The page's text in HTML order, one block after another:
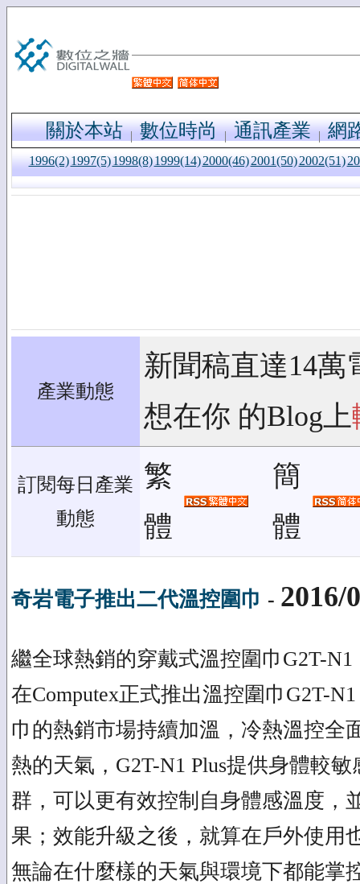
關於本站 數位時尚 通訊產業 網
1996(2)1997(5)1998(8)1999(14)2000(46)2001(50)2002(51)
產業動態
新聞稿直達14萬
想在你 的Blog上
訂閱每日產業
動態
繁
體
簡
體
奇岩電子推出二代溫控圍巾 - 2016/
繼全球熱銷的穿戴式溫控圍巾G2T-
在Computex正式推出溫控圍巾G2T-
巾的熱銷市場持續加溫，冷熱溫控全
熱的天氣，G2T-N1 Plus提供身體較
群，可以更有效控制自身體感溫度，
果；效能升級之後，就算在戶外使用
無論在什麼樣的天氣與環境下都能掌